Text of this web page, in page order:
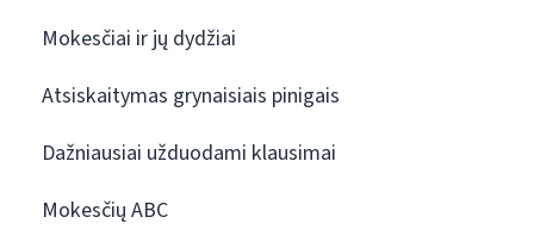
Mokesčiai ir jų dydžiai
Atsiskaitymas grynaisiais pinigais
Dažniausiai užduodami klausimai
Mokesčių ABC